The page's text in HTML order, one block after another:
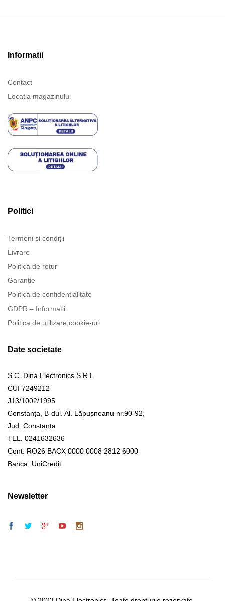
Informatii
Contact
Locatia magazinului
Politici
Termeni și condiții
Livrare
Politica de retur
Garanție
Politica de confidentialitate
GDPR – Informatii
Politica de utilizare cookie-uri
Date societate
S.C. Dina Electronics S.R.L.
CUI 7249212
J13/1002/1995
Constanța, B-dul. Al. Lăpușneanu nr.90-92,
Jud. Constanța
TEL. 0241632636
Cont: RO26 BACX 0000 0008 2812 6000
Banca: UniCredit
Newsletter